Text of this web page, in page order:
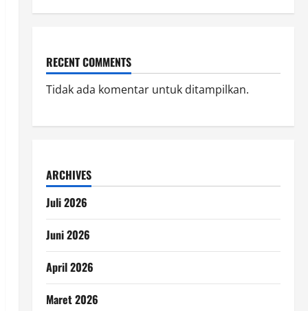
RECENT COMMENTS
Tidak ada komentar untuk ditampilkan.
ARCHIVES
Juli 2026
Juni 2026
April 2026
Maret 2026